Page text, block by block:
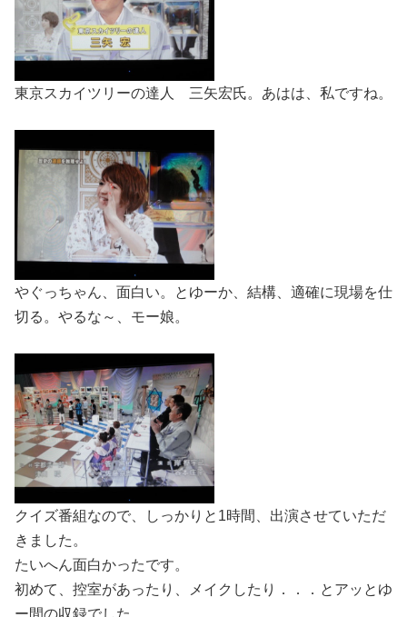
東京スカイツリーの達人 三矢宏氏。あはは、私ですね。
やぐっちゃん、面白い。とゆーか、結構、適確に現場を仕
切る。やるな～、モー娘。
クイズ番組なので、しっかりと1時間、出演させていただ
きました。
たいへん面白かったです。
初めて、控室があったり、メイクしたり．．．とアッとゆ
ー間の収録でした。